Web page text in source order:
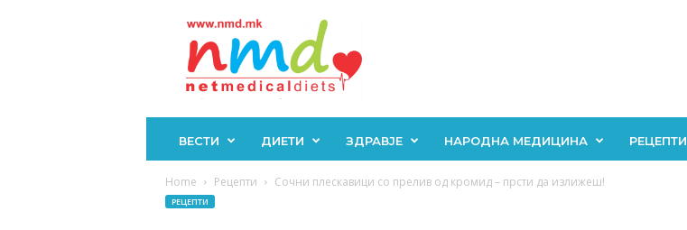
ВЕСТИ ДИЕТИ ЗДРАВЈЕ НАРОДНА МЕДИЦИНА РЕЦЕПТИ
Home Рецепти Сочни плескавици со прелив од кромид – прсти да излижеш!
РЕЦЕПТИ